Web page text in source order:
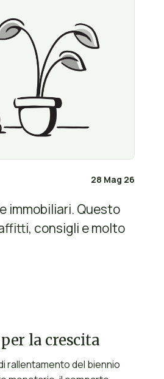
28 Mag 26
immobiliari. Questo
consigli e molto
la crescita
rallentamento del biennio